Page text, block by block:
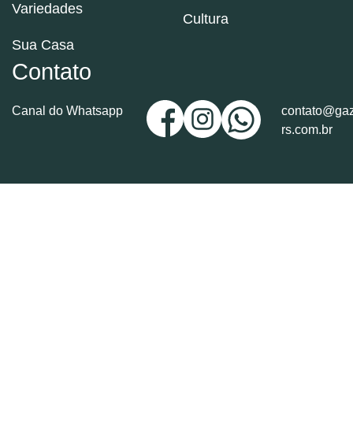
Variedades
Sua Casa
Cultura
Contato
Canal do Whatsapp
rs.com.br